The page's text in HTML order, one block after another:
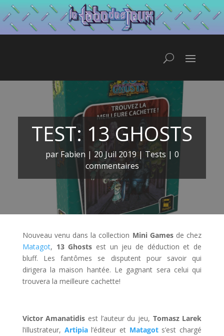
TEST: 13 GHOSTS
par Fabien | 20 Juil 2019 | Tests | 0
commentaires
Nouveau venu dans la collection Mini Gamesde chez
Matagot, 13 Ghosts est un jeu de déduction et de
bluff. Les fantômes se disputent pour savoir qui
dirigera la maison hantée. Le gagnant sera celui qui
trouvera la meilleure cachette!
Victor Amanatidis est l’auteur du jeu, Tomasz Larek
l’illustrateur, Artipia l’éditeur et Matagots’est chargé